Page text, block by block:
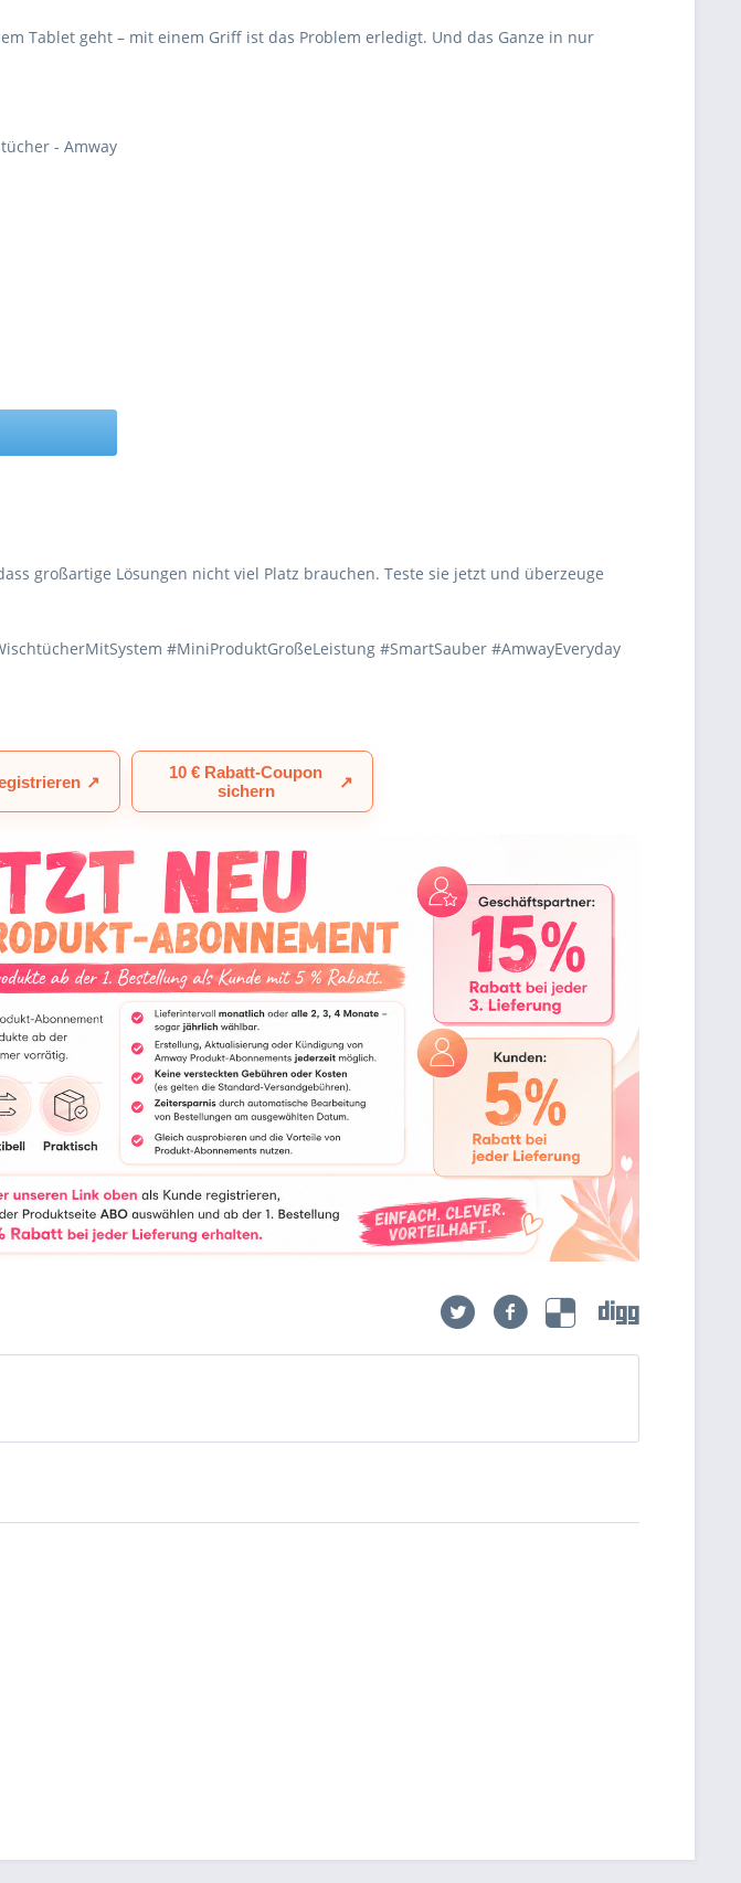
Tablet geht – mit einem Griff ist das Problem erledigt. Und das Ganze in nur
- Amway
großartige Lösungen nicht viel Platz brauchen. Teste sie jetzt und überzeuge
#MiniProduktGroßeLeistung #SmartSauber #AmwayEveryday
↗
10 € Rabatt-Coupon
sichern
↗